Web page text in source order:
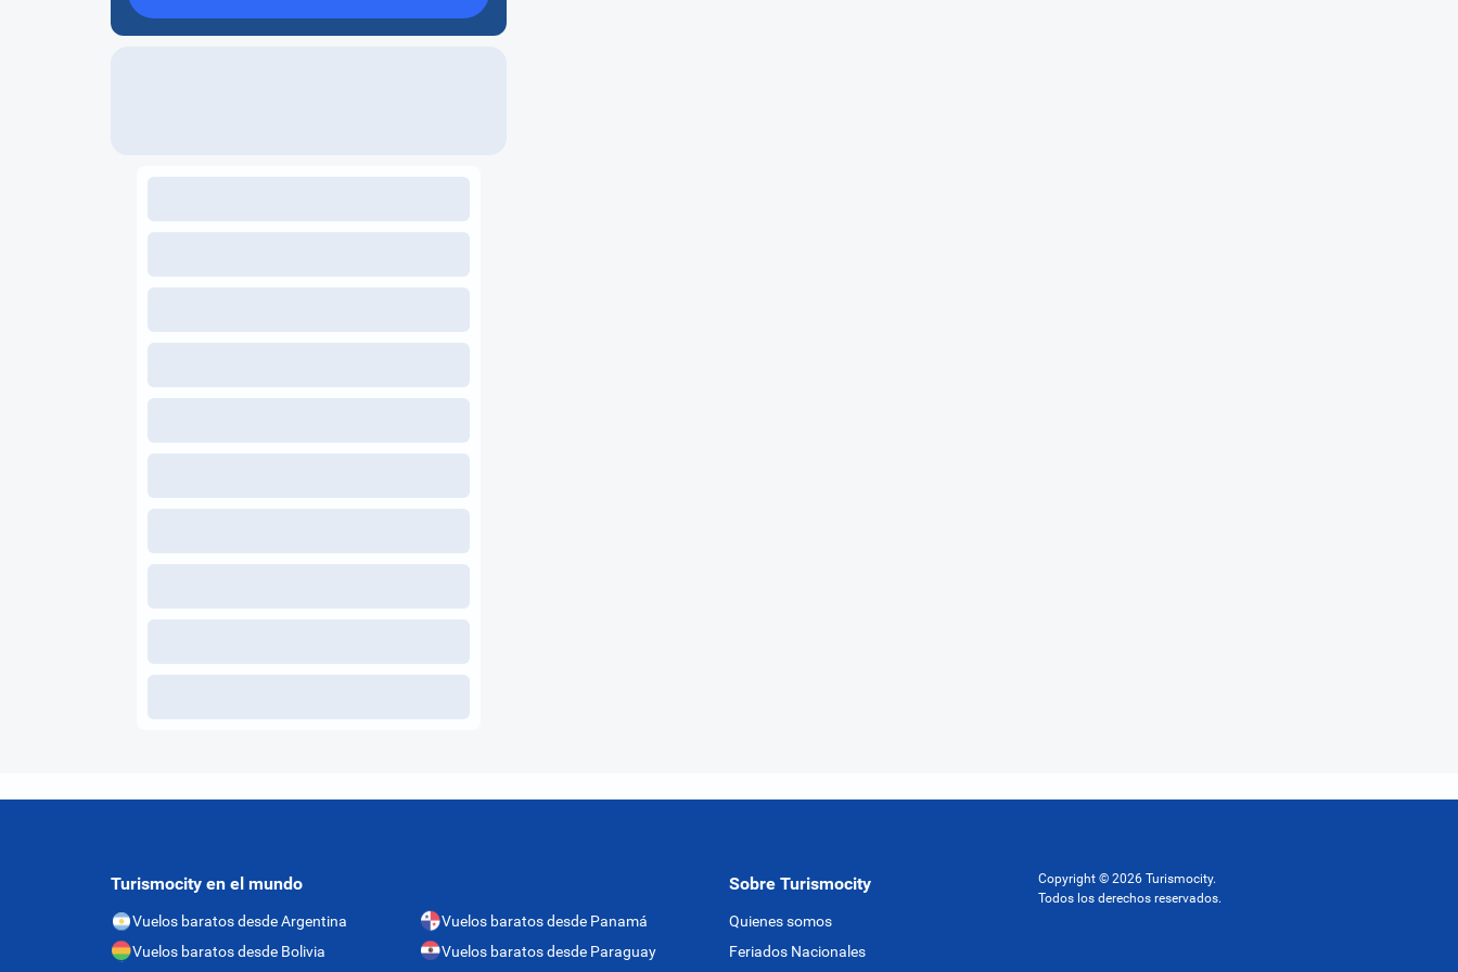
Turismocity en el mundo
Vuelos baratos desde Argentina
Vuelos baratos desde Bolivia
Vuelos baratos desde Panamá
Vuelos baratos desde Paraguay
Sobre Turismocity
Quienes somos
Feriados Nacionales
Copyright © 2026 Turismocity.
Todos los derechos reservados.